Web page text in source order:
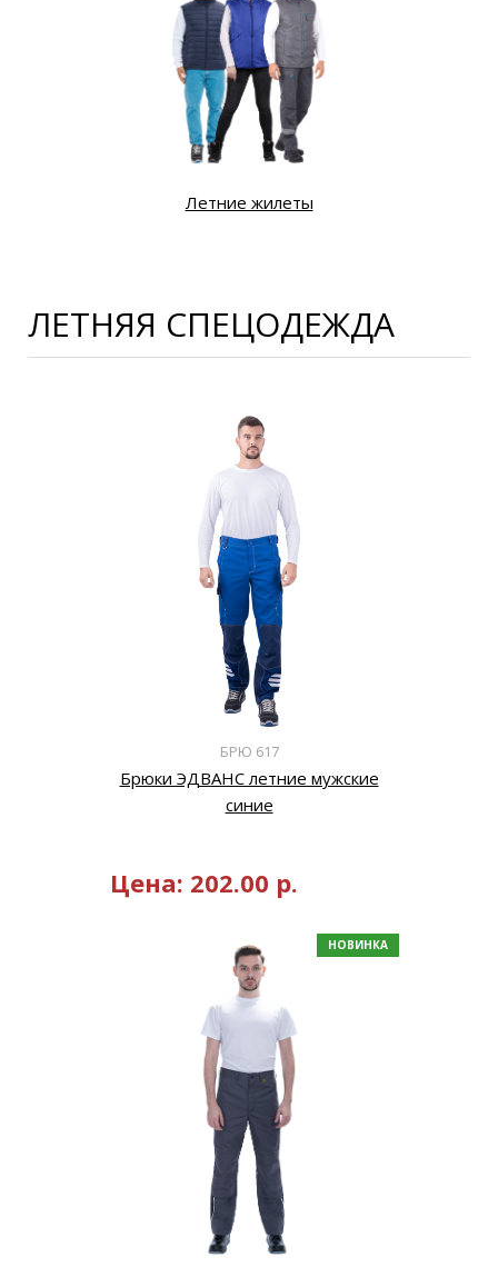
Летние жилеты
ЛЕТНЯЯ СПЕЦОДЕЖДА
БРЮ 617
Брюки ЭДВАНС летние мужские
синие
Цена: 202.00 р.
НОВИНКА